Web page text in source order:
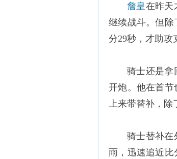
詹皇在昨天
继续战斗。但除
分29秒，才助攻
骑士还是拿
开炮。他在首节
上来带替补，除
骑士替补在
雨，迅速追近